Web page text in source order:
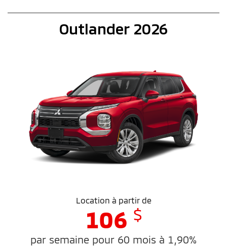
Outlander 2026
Location à partir de
106 $
par semaine pour 60 mois à 1,90%